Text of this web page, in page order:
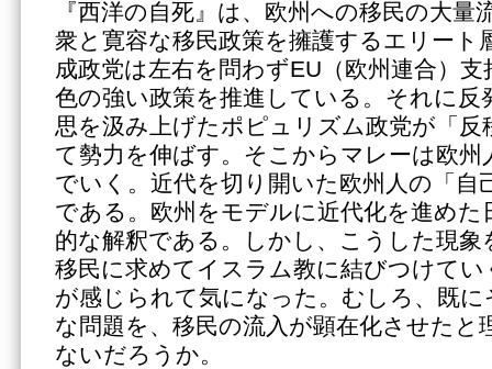
『西洋の自死』は、欧州への移民の大量
衆と寛容な移民政策を擁護するエリート
成政党は左右を問わずEU（欧州連合）
色の強い政策を推進している。それに反
思を汲み上げたポピュリズム政党が「反
て勢力を伸ばす。そこからマレーは欧州
でいく。近代を切り開いた欧州人の「自
である。欧州をモデルに近代化を進めた
的な解釈である。しかし、こうした現
移民に求めてイスラム教に結びつけてい
が感じられて気になった。むしろ、既
な問題を、移民の流入が顕在化させたと
ないだろうか。